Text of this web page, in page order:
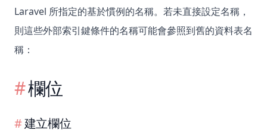
Laravel 所指定的基於慣例的名稱。若未直接設定名稱，
則這些外部索引鍵條件的名稱可能會參照到舊的資料表名
稱：
欄位
建立欄位